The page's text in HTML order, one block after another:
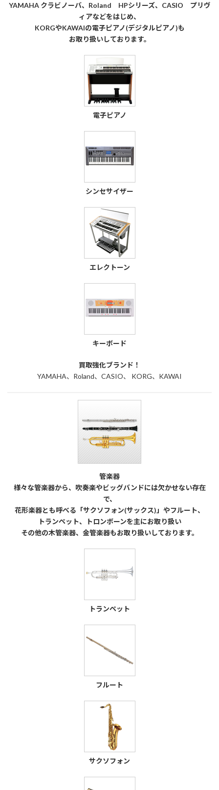
YAMAHA クラビノーバ、Roland HPシリーズ、CASIO プリヴ
ィアなどをはじめ、
KORGやKAWAIの電子ピアノ(デジタルピアノ)も
お取り扱いしております。
電子ピアノ
シンセサイザー
エレクトーン
キーボード
買取強化ブランド！
YAMAHA、Roland、CASIO、 KORG、KAWAI
管楽器
様々な管楽器から、吹奏楽やビッグバンドには欠かせない存在
で、
花形楽器とも呼べる「サクソフォン(サックス)」やフルート、
トランペット、トロンボーンを主にお取り扱い
その他の木管楽器、金管楽器もお取り扱いしております。
トランペット
フルート
サクソフォン